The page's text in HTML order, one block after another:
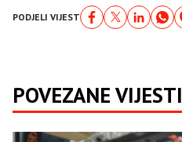
PODJELI VIJEST
POVEZANE VIJESTI